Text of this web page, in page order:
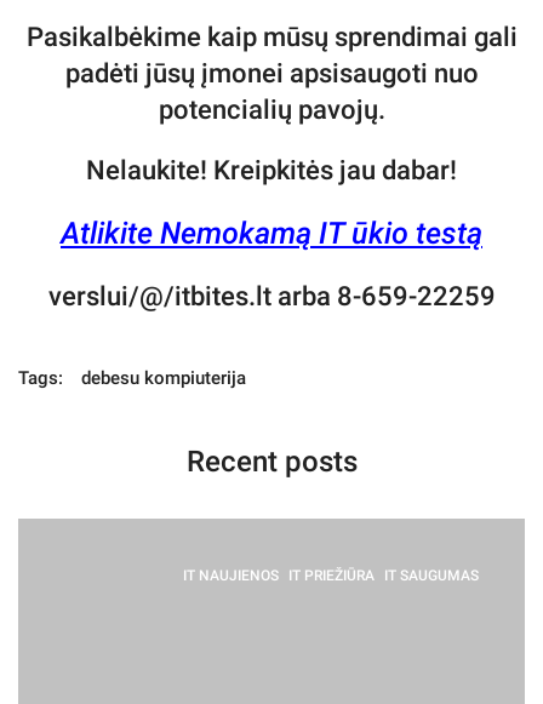
Pasikalbėkime kaip mūsų sprendimai gali
padėti jūsų įmonei apsisaugoti nuo
potencialių pavojų.
Nelaukite! Kreipkitės jau dabar!
Atlikite Nemokamą IT ūkio testą
verslui/@/itbites.lt arba 8-659-22259
Tags: debesu kompiuterija
Recent posts
IT NAUJIENOS IT PRIEŽIŪRA IT SAUGUMAS